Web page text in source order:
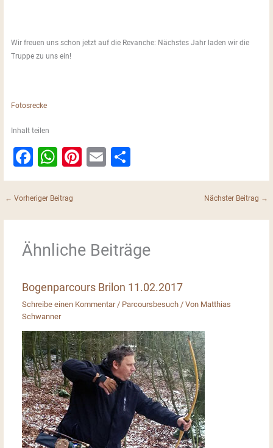
Wir freuen uns schon jetzt auf die Revanche: Nächstes Jahr laden wir die
Truppe zu uns ein!
Fotosrecke
Inhalt teilen
F
a
c
e
o
k
W
h
at
s
p
Pi
nt
e
E
m
l
h
e
← Vorheriger Beitrag Nächster Beitrag →
Ähnliche Beiträge
Bogenparcours Brilon 11.02.2017
Schreibe einen Kommentar / Parcoursbesuch / Von Matthias
Schwanner